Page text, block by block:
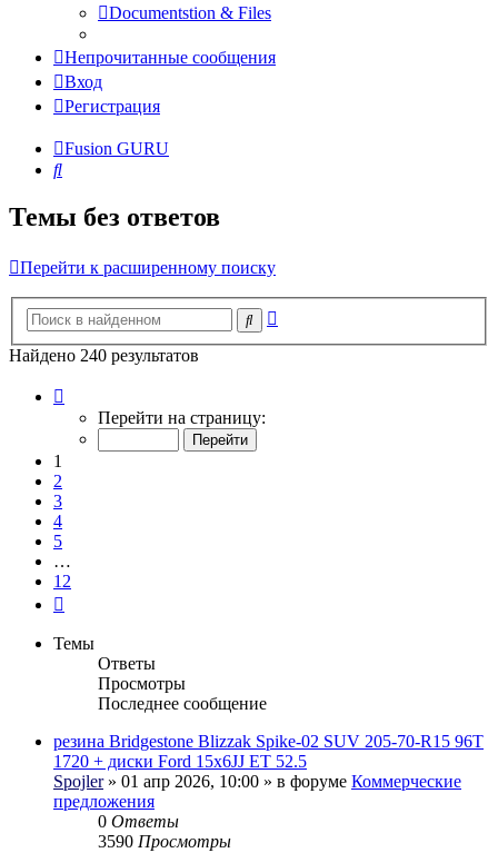
Documentstion & Files
Непрочитанные сообщения
Вход
Регистрация
Fusion GURU
Поиск
Темы без ответов
Перейти к расширенному поиску
Поиск
Найдено 240 результатов
Перейти на страницу:
1
2
3
4
5
…
12
Темы
Ответы
Просмотры
Последнее сообщение
резина Bridgestone Blizzak Spike-02 SUV 205-70-R15 96T
1720 + диски Ford 15x6JJ ET 52.5
Spojler» 01 апр 2026, 10:00 » в форуме Коммерческие
предложения
0 Ответы
3590 Просмотры